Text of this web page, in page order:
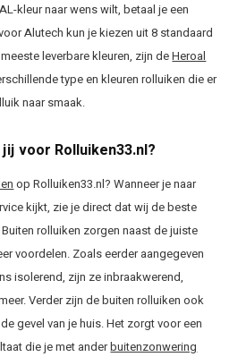
kleur naar wens wilt, betaal je een
Alutech kun je kiezen uit 8 standaard
leverbare kleuren, zijn deHeroal
type en kleuren rolluiken die er
naar smaak.
voor Rolluiken33.nl?
op Rolluiken33.nl? Wanneer je naar
kijkt, zie je direct dat wij de beste
rolluiken zorgen naast de juiste
voordelen. Zoals eerder aangegeven
isolerend, zijn ze inbraakwerend,
Verder zijn de buiten rolluiken ook
gevel van je huis. Het zorgt voor een
die je met anderbuitenzonwering